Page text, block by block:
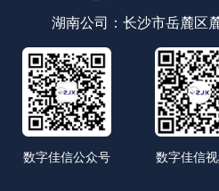
湖南公司：长沙市岳麓区
数字佳信公众号 数字佳信